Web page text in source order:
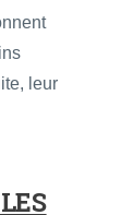
leur